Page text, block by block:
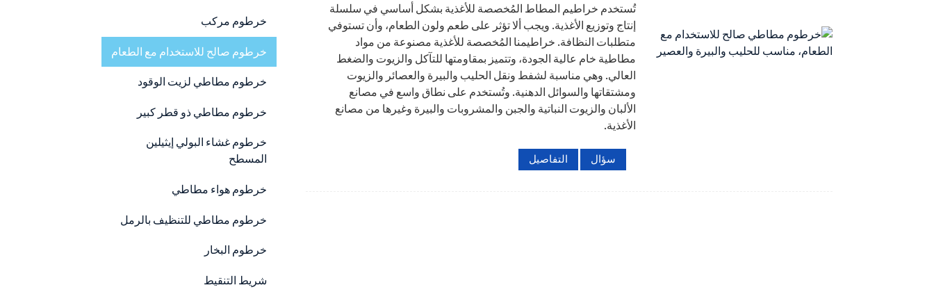
خرطوم مركب
خرطوم صالح للاستخدام مع الطعام
خرطوم مطاطي لزيت الوقود
خرطوم مطاطي ذو قطر كبير
خرطوم غشاء البولي إيثيلين
المسطح
خرطوم هواء مطاطي
خرطوم مطاطي للتنظيف بالرمل
خرطوم البخار
شريط التنقيط
تُستخدم خراطيم المطاط المُخصصة للأغذية بشكل أساسي في سلسلة
إنتاج وتوزيع الأغذية. ويجب ألا تؤثر على طعم ولون الطعام، وأن تستوفي
متطلبات النظافة. خراطيمنا المُخصصة للأغذية مصنوعة من مواد
مطاطية خام عالية الجودة، وتتميز بمقاومتها للتآكل والزيوت والضغط
العالي. وهي مناسبة لشفط ونقل الحليب والبيرة والعصائر والزيوت
ومشتقاتها والسوائل الدهنية. وتُستخدم على نطاق واسع في مصانع
الألبان والزيوت النباتية والجبن والمشروبات والبيرة وغيرها من مصانع
الأغذية.
سؤال التفاصيل